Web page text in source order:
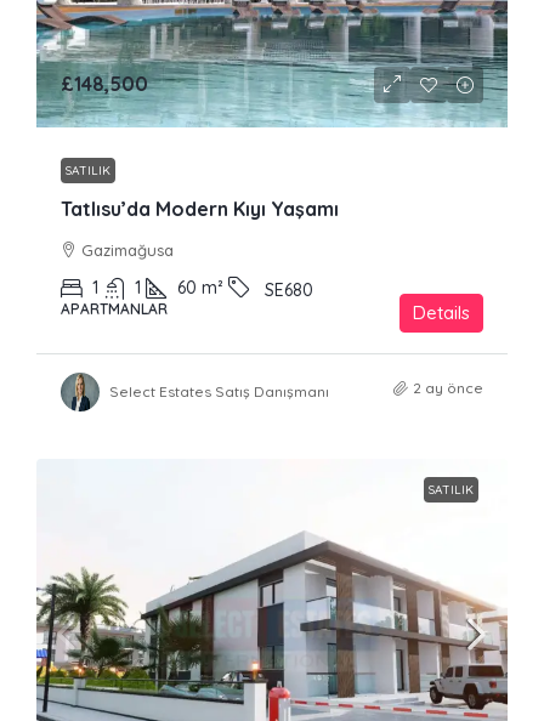
£148,500
SATILIK
Tatlısu’da Modern Kıyı Yaşamı
Gazimağusa
1 1 60 m² SE680
APARTMANLAR Details
Select Estates Satış Danışmanı 2 ay önce
SATILIK